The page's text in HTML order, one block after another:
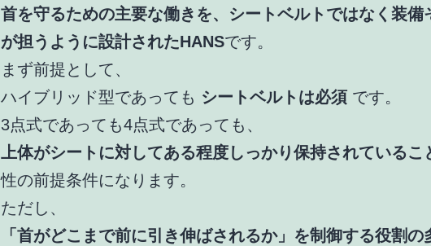
首を守るための主要な働きを、シートベルトではなく装備
が担うように設計されたHANSです。
まず前提として、
ハイブリッド型であっても シートベルトは必須 です。
3点式であっても4点式であっても、
上体がシートに対してある程度しっかり保持されているこ
性の前提条件になります。
ただし、
「首がどこまで前に引き伸ばされるか」を制御する役割の